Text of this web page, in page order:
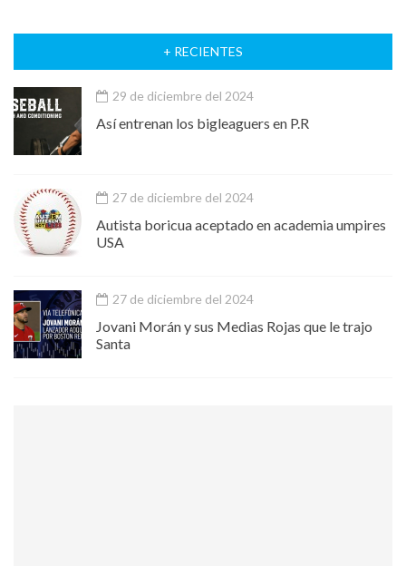
+ RECIENTES
29 de diciembre del 2024
Así entrenan los bigleaguers en P.R
27 de diciembre del 2024
Autista boricua aceptado en academia umpires
USA
27 de diciembre del 2024
Jovani Morán y sus Medias Rojas que le trajo
Santa